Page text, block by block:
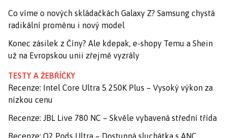
Co víme o nových skládačkách Galaxy Z? Samsung chystá
radikální proměnu i nový model
Konec zásilek z Číny? Ale kdepak, e-shopy Temu a Shein
už na Evropskou unii zřejmě vyzrály
TESTY A ŽEBŘÍČKY
Recenze: Intel Core Ultra 5 250K Plus – Vysoký výkon za
nízkou cenu
Recenze: JBL Live 780 NC – Skvěle vybavená střední třída
Recenze: O2 Pods Ultra – Dostupná sluchátka s ANC